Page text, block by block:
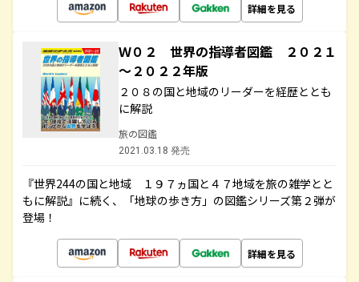
詳細を見る
Ｗ０２ 世界の指導者図鑑 ２０２１
～２０２２年版
２０８の国と地域のリーダーを経歴ととも
に解説
旅の図鑑
2021.03.18 発売
『世界244の国と地域 １９７ヵ国と４７地域を旅の雑学とと
もに解説』に続く、「地球の歩き方」の図鑑シリーズ第２弾が
登場！
詳細を見る